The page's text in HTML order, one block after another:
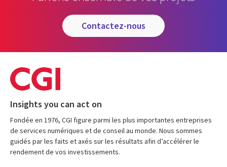
contactez-nous
Insights you can act on
Fondée en 1976, CGI figure parmi les plus importantes entreprises
de services numériques et de conseil au monde. Nous sommes
guidés par les faits et axés sur les résultats afin d’accélérer le
rendement de vos investissements.